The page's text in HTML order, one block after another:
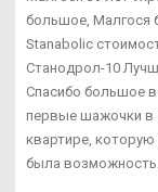
большое, Малгося
Stanabolic
Станодрол-10
Спасибо большое
первые шажочки в
квартире,
была возможность.